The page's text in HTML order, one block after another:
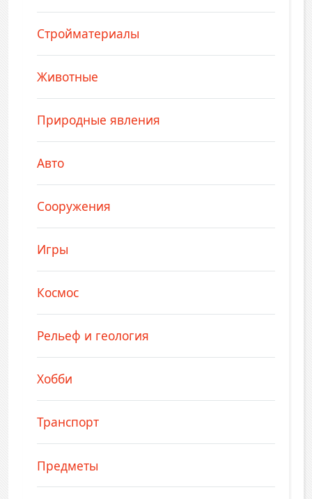
Стройматериалы
Животные
Природные явления
Авто
Сооружения
Игры
Космос
Рельеф и геология
Хобби
Транспорт
Предметы